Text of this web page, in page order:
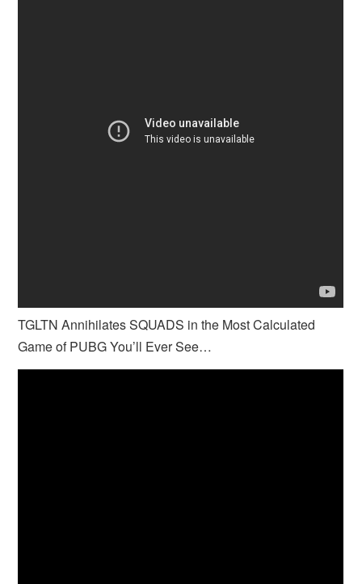
TGLTN Annihilates SQUADS in the Most Calculated
Game of PUBG You’ll Ever See…